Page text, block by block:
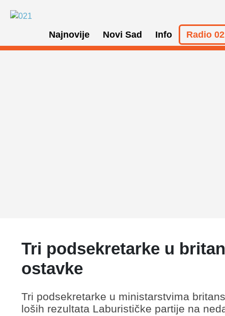
Najnovije Novi Sad Info Radio
Tri podsekretarke u
ostavke
Tri podsekretarke u ministarstvima
loših rezultata Laburističke partije na